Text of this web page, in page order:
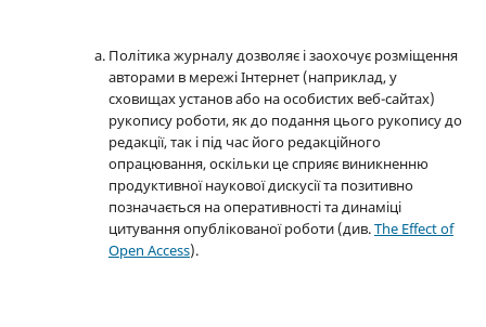
Політика журналу дозволяє і заохочує розміщення
авторами в мережі Інтернет (наприклад, у
сховищах установ або на особистих веб-сайтах)
рукопису роботи, як до подання цього рукопису до
редакції, так і під час його редакційного
опрацювання, оскільки це сприяє виникненню
продуктивної наукової дискусії та позитивно
позначається на оперативності та динаміці
цитування опублікованої роботи (див.The Effect of
Open Access).